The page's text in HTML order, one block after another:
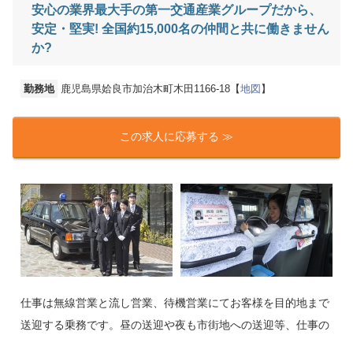
安心の業界最大手の第一交通産業グループだから、
安定・堅実! 全国約15,000名の仲間と共に働きません
か?
勤務地 鹿児島県姶良市加治木町木田1166-18【地図】
この求人に応募する ≫
仕事は無線営業と流し営業、待機営業にてお客様を目的地まで
送迎する乗務です。昼の送迎や夜も市街地への送迎等、仕事の